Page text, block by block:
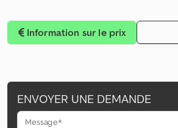
Information sur le prix
ENVOYER UNE DEMANDE
Message*